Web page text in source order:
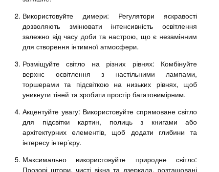
Використовуйте димери: Регулятори яскравості
дозволяють змінювати інтенсивність освітлення
залежно від часу доби та настрою, що є незамінним
для створення інтимної атмосфери.
Розміщуйте світло на різних рівнях: Комбінуйте
верхнє освітлення з настільними лампами,
торшерами та підсвіткою на низьких рівнях, щоб
уникнути тіней та зробити простір багатовимірним.
Акцентуйте увагу: Використовуйте спрямоване світло
для підсвітки картин, полиць з книгами або
архітектурних елементів, щоб додати глибини та
інтересу інтер’єру.
Максимально використовуйте природне світло:
Прозорі штори, чисті вікна та дзеркала, розташовані